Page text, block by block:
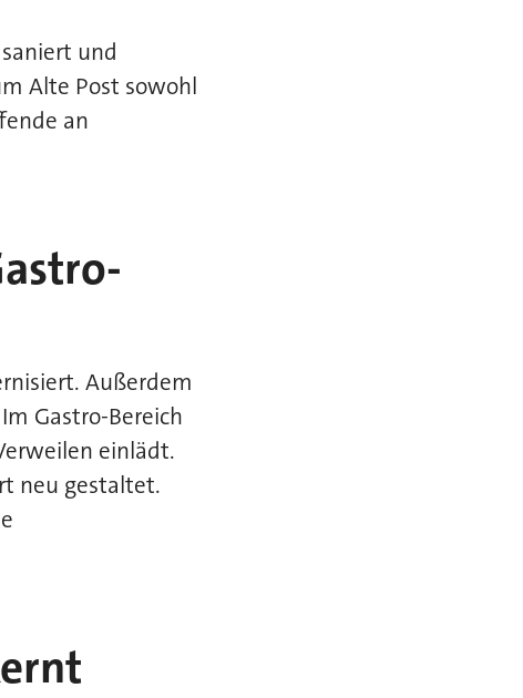
und
Alte Post sowohl
an
Außerdem
Gastro-Bereich
einlädt.
neu gestaltet.